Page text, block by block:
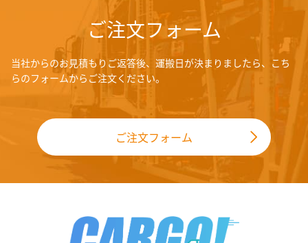
ご注文フォーム
当社からのお見積もりご返答後、運搬日が決まりましたら、こち
らのフォームからご注文ください。
ご注文フォーム